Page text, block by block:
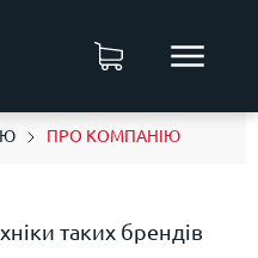
ПРО КОМПАНІЮ
таких брендів